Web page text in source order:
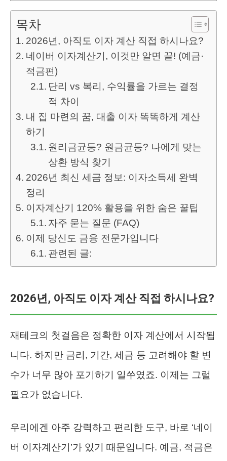
목차
2026년, 아직도 이자 계산 직접 하시나요?
네이버 이자계산기, 이것만 알면 끝! (예금·
적금편)
단리 vs 복리, 수익률을 가르는 결정
적 차이
내 집 마련의 꿈, 대출 이자 똑똑하게 계산
하기
원리금균등? 원금균등? 나에게 맞는
상환 방식 찾기
2026년 최신 세금 정보: 이자소득세 완벽
정리
이자계산기 120% 활용을 위한 숨은 꿀팁
자주 묻는 질문 (FAQ)
이제 당신도 금융 전문가입니다
관련된 글:
2026년, 아직도 이자 계산 직접 하시나요?
재테크의 첫걸음은 정확한 이자 계산에서 시작됩
니다. 하지만 금리, 기간, 세금 등 고려해야 할 변
수가 너무 많아 포기하기 일쑤였죠. 이제는 그럴
필요가 없습니다.
우리에겐 아주 강력하고 편리한 도구, 바로 ‘네이
버 이자계산기’가 있기 때문입니다. 예금, 적금은